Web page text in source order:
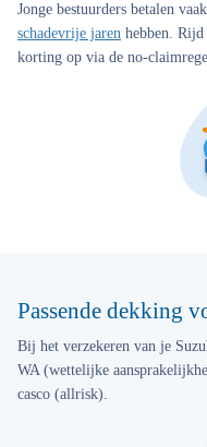
Jonge bestuurders betalen
schadevrije jaren hebben.
korting op via de no-
Passende dekking
Bij het verzekeren van je
WA (wettelijke
casco (allrisk).